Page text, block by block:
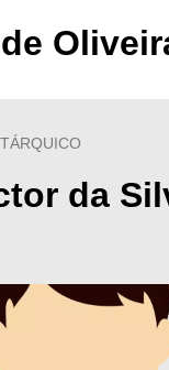
da